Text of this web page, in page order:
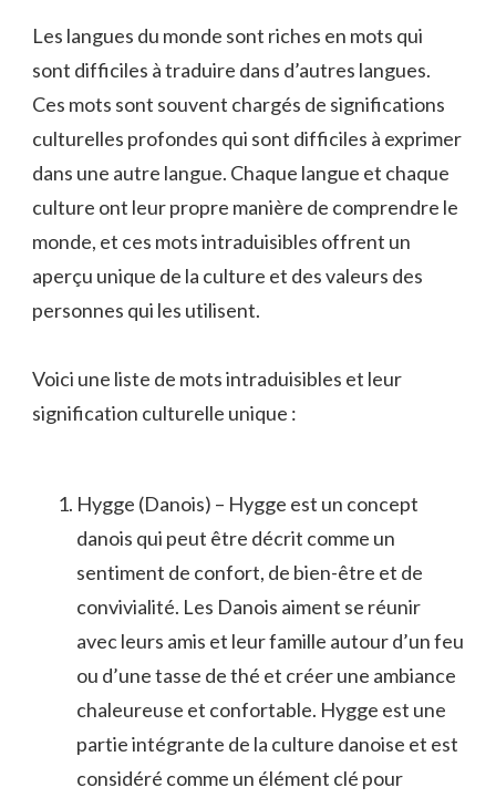
Les langues du monde sont riches en mots qui
sont difficiles à traduire dans d’autres langues.
Ces mots sont souvent chargés de significations
culturelles profondes qui sont difficiles à exprimer
dans une autre langue. Chaque langue et chaque
culture ont leur propre manière de comprendre le
monde, et ces mots intraduisibles offrent un
aperçu unique de la culture et des valeurs des
personnes qui les utilisent.
Voici une liste de mots intraduisibles et leur
signification culturelle unique :
Hygge (Danois) – Hygge est un concept
danois qui peut être décrit comme un
sentiment de confort, de bien-être et de
convivialité. Les Danois aiment se réunir
avec leurs amis et leur famille autour d’un feu
ou d’une tasse de thé et créer une ambiance
chaleureuse et confortable. Hygge est une
partie intégrante de la culture danoise et est
considéré comme un élément clé pour